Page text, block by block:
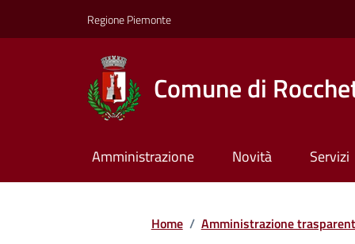
Regione Piemonte
Comune di
Amministrazione Novità Servizi
Home / Amministrazione